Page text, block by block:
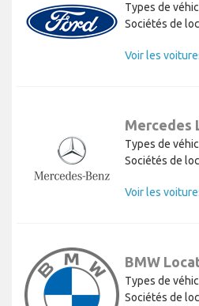
Types de
Sociétés de
Voir les
Mercedes
Types de
Sociétés de
Voir les
BMW
Types de
Sociétés de